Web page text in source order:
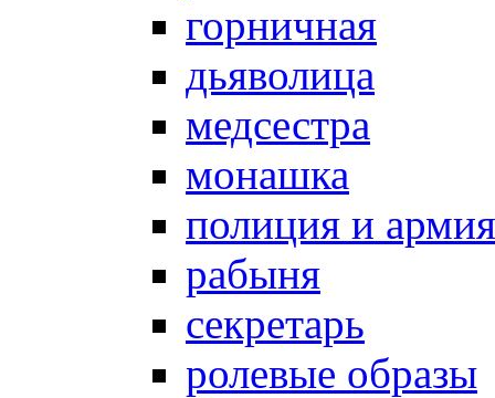
горничная
дьяволица
медсестра
монашка
полиция и армия
рабыня
секретарь
ролевые образы